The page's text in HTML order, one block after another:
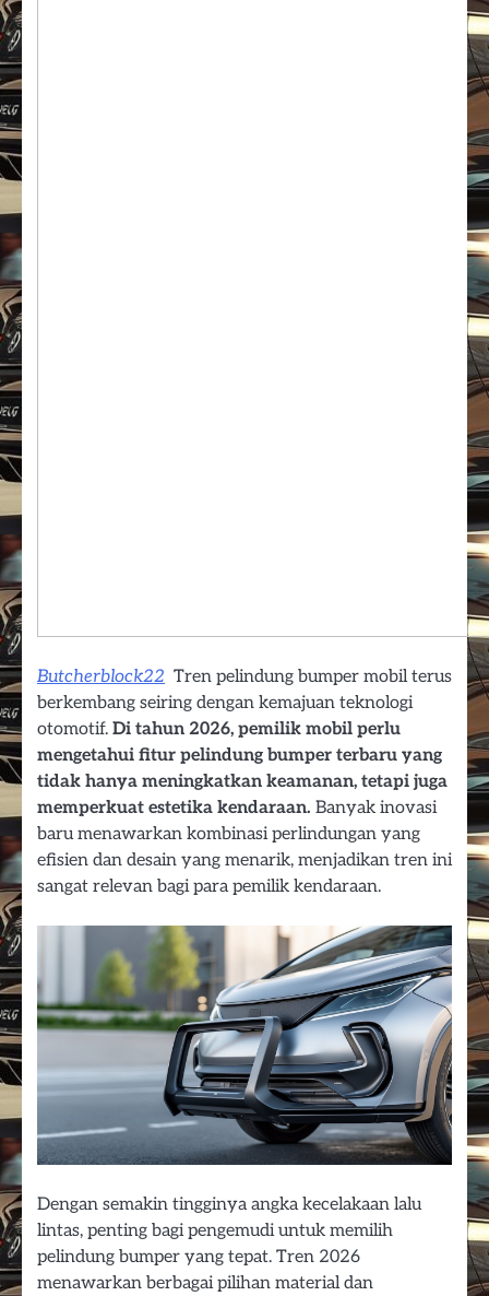
Butcherblock22 Tren pelindung bumper mobil terus
berkembang seiring dengan kemajuan teknologi
otomotif. Di tahun 2026, pemilik mobil perlu
mengetahui fitur pelindung bumper terbaru yang
tidak hanya meningkatkan keamanan, tetapi juga
memperkuat estetika kendaraan. Banyak inovasi
baru menawarkan kombinasi perlindungan yang
efisien dan desain yang menarik, menjadikan tren ini
sangat relevan bagi para pemilik kendaraan.
Dengan semakin tingginya angka kecelakaan lalu
lintas, penting bagi pengemudi untuk memilih
pelindung bumper yang tepat. Tren 2026
menawarkan berbagai pilihan material dan